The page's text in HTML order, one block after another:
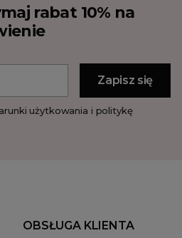
rabat 10% na
użytkowania i politykę
OBSŁUGA KLIENTA